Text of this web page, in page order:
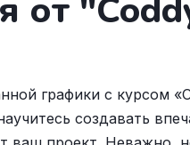
от
графики с курсом
создавать